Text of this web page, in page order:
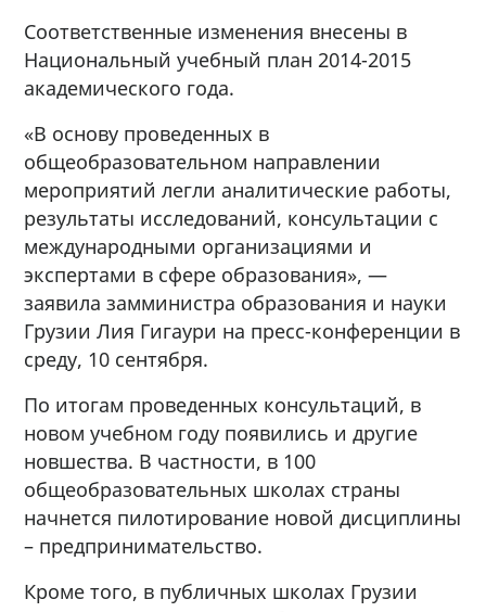
Соответственные изменения внесены в
Национальный учебный план 2014-2015
академического года.
«В основу проведенных в
общеобразовательном направлении
мероприятий легли аналитические работы,
результаты исследований, консультации с
международными организациями и
экспертами в сфере образования», —
заявила замминистра образования и науки
Грузии Лия Гигаури на пресс-конференции в
среду, 10 сентября.
По итогам проведенных консультаций, в
новом учебном году появились и другие
новшества. В частности, в 100
общеобразовательных школах страны
начнется пилотирование новой дисциплины
– предпринимательство.
Кроме того, в публичных школах Грузии